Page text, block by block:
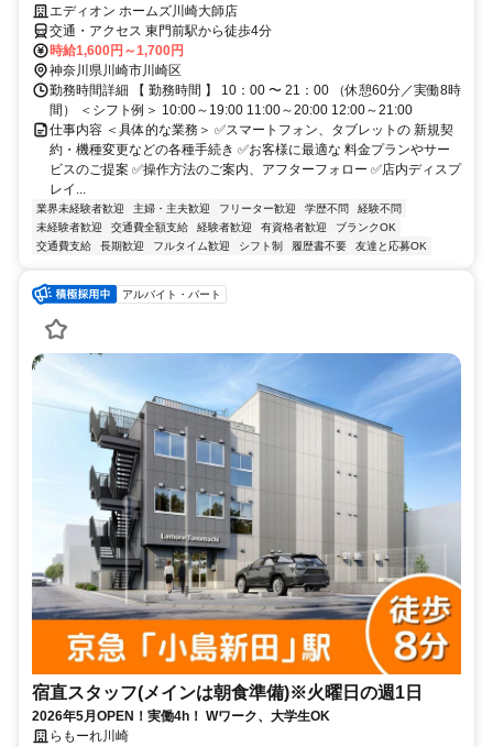
エディオン ホームズ川崎大師店
交通・アクセス 東門前駅から徒歩4分
時給1,600円～1,700円
神奈川県川崎市川崎区
勤務時間詳細 【 勤務時間 】 10：00 〜 21：00 （休憩60分／実働8時
間） ＜シフト例＞ 10:00～19:00 11:00～20:00 12:00～21:00
仕事内容 ＜具体的な業務＞ ✅スマートフォン、タブレットの 新規契
約・機種変更などの各種手続き ✅お客様に最適な 料金プランやサー
ビスのご提案 ✅操作方法のご案内、アフターフォロー ✅店内ディスプ
レイ...
業界未経験者歓迎 主婦・主夫歓迎 フリーター歓迎 学歴不問
経験不問
未経験者歓迎
交通費全額支給 経験者歓迎 有資格者歓迎
ブランクOK
交通費支給
長期歓迎 フルタイム歓迎 シフト制 履歴書不要 友達と応募OK
アルバイト・パート
宿直スタッフ(メインは朝食準備)※火曜日の週1日
2026年5月OPEN！実働4h！ Wワーク、大学生OK
らもーれ川崎